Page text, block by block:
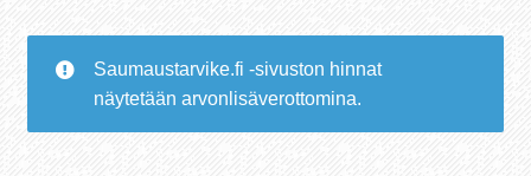
Saumaustarvike.fi -sivuston hinnat
näytetään arvonlisäverottomina.